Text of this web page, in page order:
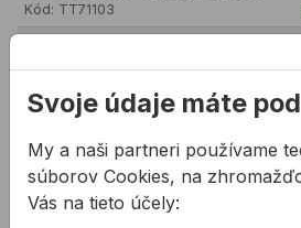
Kód: TT71103
Kód: TT71105
Popis
Vlastnosti:
Svoje údaje máte
My a naši partneri používame
súborov Cookies, na
Vás na tieto účely: